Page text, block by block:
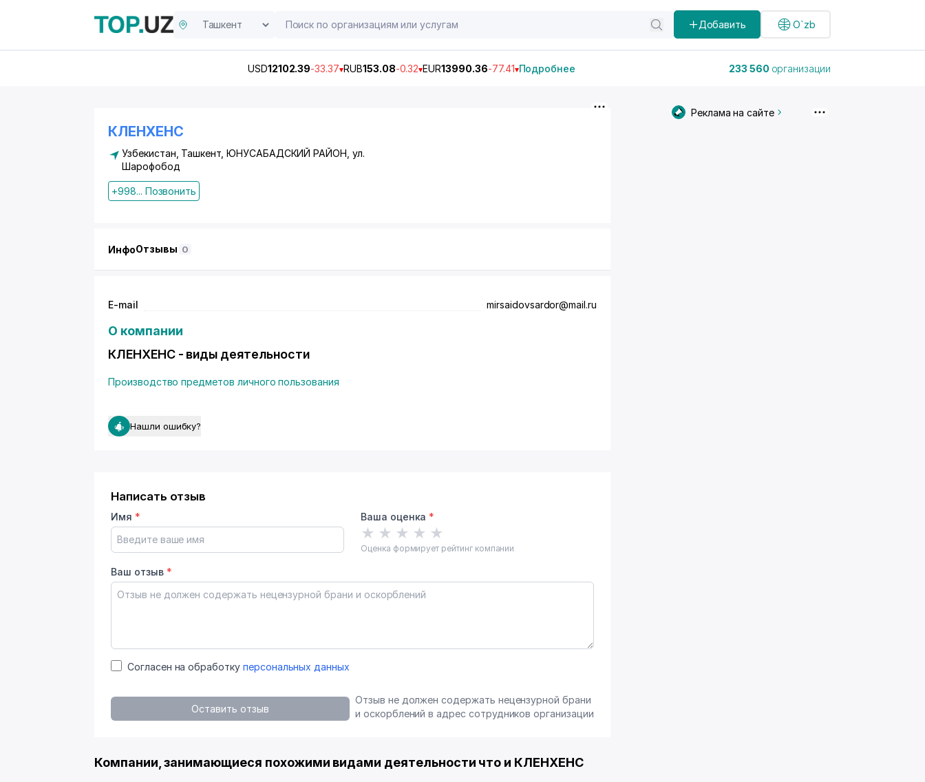
Добавить O`zb
USD12102.39-33.37 RUB153.08-0.32 EUR13990.36-77.41 Подробнее 233 560 организации
КЛЕНХЕНС
Узбекистан, Ташкент, ЮНУСАБАДСКИЙ РАЙОН ул.
Шарофобод
+998... Позвонить
ИнфоОтзывы 0
E-mail mirsaidovsardor@mail.ru
О компании
КЛЕНХЕНС - виды деятельности
Производство предметов личного пользования
Нашли ошибку?
Написать отзыв
Имя * Ваша оценка *
★ ★ ★ ★ ★
Оценка формирует рейтинг компании
Ваш отзыв *
Согласен на обработку персональных данных
Оставить отзыв
Отзыв не должен содержать нецензурной брани
и оскорблений в адрес сотрудников организации
Компании, занимающиеся похожими видами деятельности что и КЛЕНХЕНС
Реклама на сайте